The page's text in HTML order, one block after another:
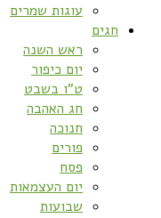
עוגות שמרים
חגים
ראש השנה
יום כיפור
ט”ו בשבט
חג האהבה
חנוכה
פורים
פסח
יום העצמאות
שבועות